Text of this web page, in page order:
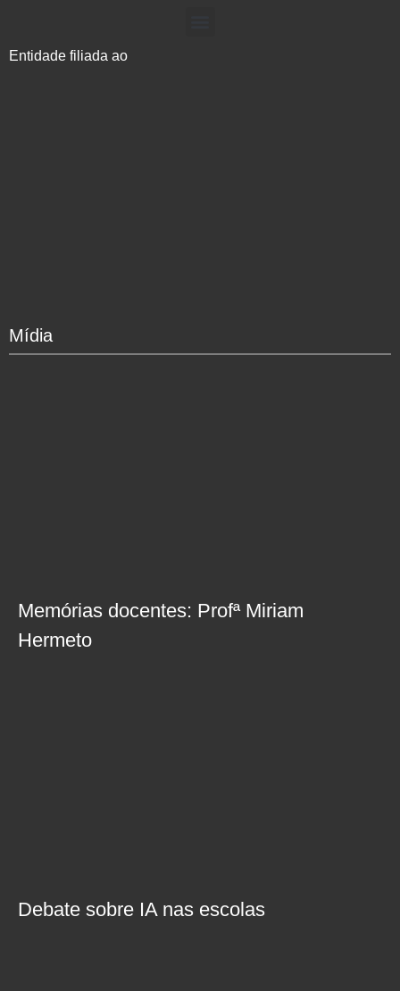
Entidade filiada ao
Mídia
Memórias docentes: Profª Miriam
Hermeto
Debate sobre IA nas escolas